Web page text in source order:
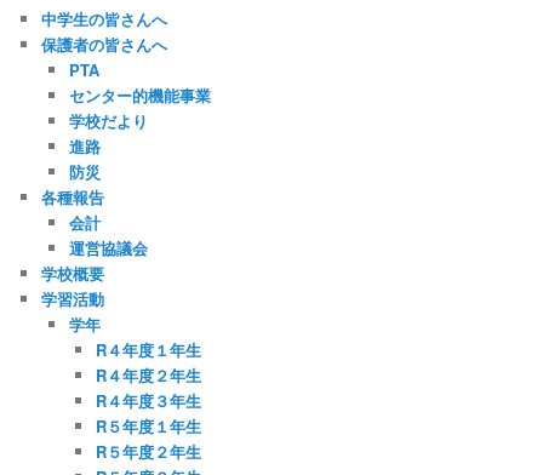
中学生の皆さんへ
保護者の皆さんへ
PTA
センター的機能事業
学校だより
進路
防災
各種報告
会計
運営協議会
学校概要
学習活動
学年
R４年度１年生
R４年度２年生
R４年度３年生
R５年度１年生
R５年度２年生